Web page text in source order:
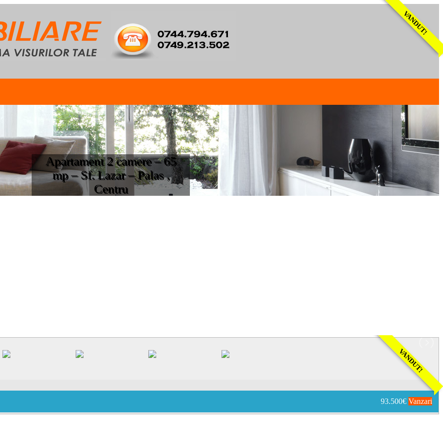
Apartament 2 camere – 65
mp – Sf. Lazar – Palas ,
Centru
VANDUT!
VANDUT!
93.500€ Vanzari